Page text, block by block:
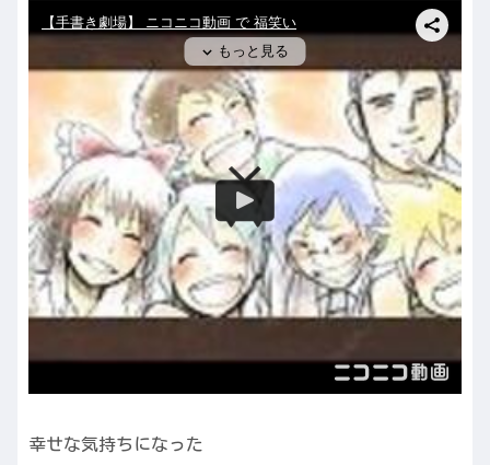
幸せな気持ちになった